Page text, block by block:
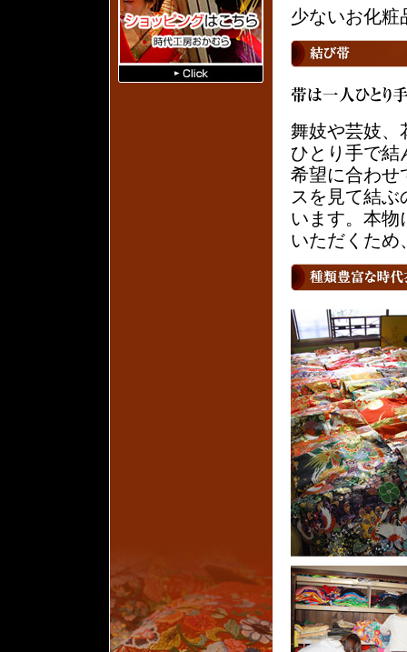
少ないお化粧
舞妓や芸妓、
ひとり手で結
希望に合わせ
スを見て結
います。本物
いただくため